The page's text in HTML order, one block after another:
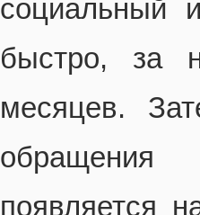
социальный
быстро, за
месяцев.
обращения
появляется